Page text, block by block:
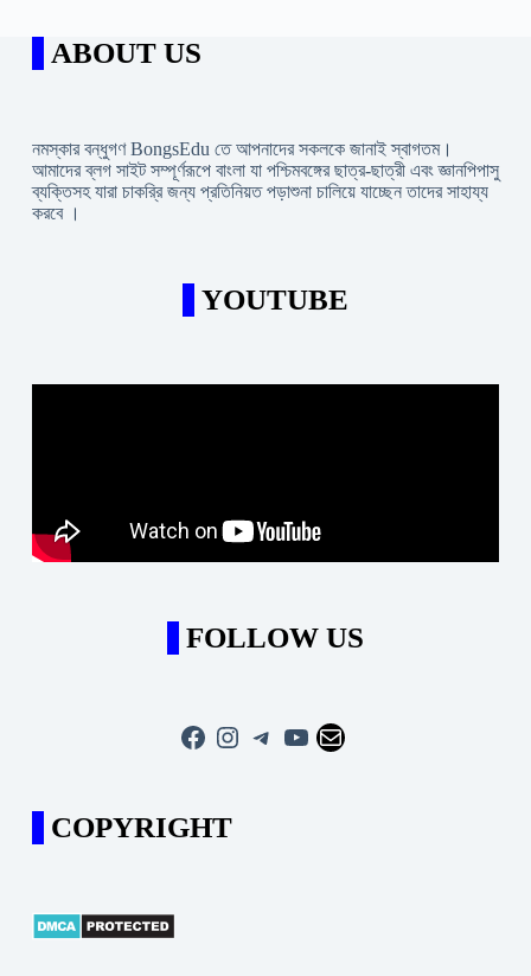
ABOUT US
নমস্কার বন্ধুগণ BongsEdu তে আপনাদের সকলকে জানাই স্বাগতম।
আমাদের ব্লগ সাইট সম্পূর্ণরূপে বাংলা যা পশ্চিমবঙ্গের ছাত্র-ছাত্রী এবং জ্ঞানপিপাসু
ব্যক্তিসহ যারা চাকরি্র জন্য প্রতিনিয়ত পড়াশুনা চালিয়ে যাচ্ছেন তাদের সাহায্য
করবে ।
YOUTUBE
FOLLOW US
Facebook
Instagram
Telegram
YouTube
Mail
COPYRIGHT